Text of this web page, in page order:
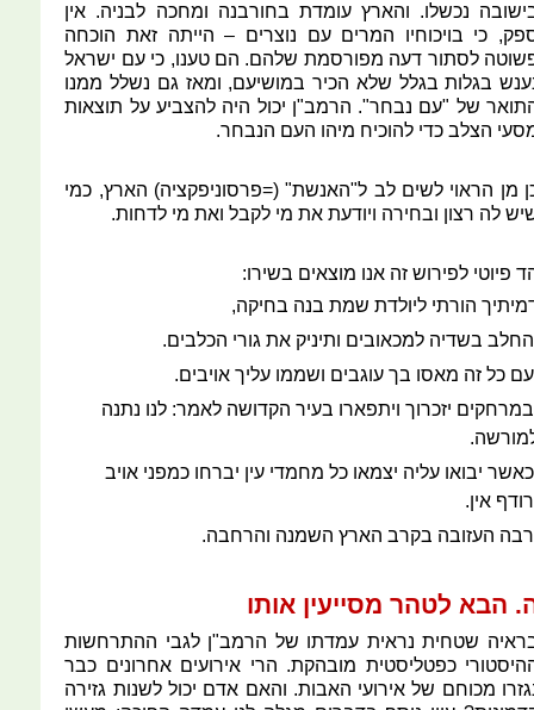
נכשלו. והארץ עומדת בחורבנה ומחכה לבניה. אין
כי בויכוחיו המרים עם נוצרים – הייתה זאת הוכחה
לסתור דעה מפורסמת שלהם. הם טענו, כי עם ישראל
בגלות בגלל שלא הכיר במושיעם, ומאז גם נשלל ממנו
של "עם נבחר". הרמב"ן יכול היה להצביע על תוצאות
הצלב כדי להוכיח מיהו העם הנבחר.
מן הראוי לשים לב ל"האנשת" (=פרסוניפקציה) הארץ, כמי
לה רצון ובחירה ויודעת את מי לקבל ואת מי לדחות.
פיוטי לפירוש זה אנו מוצאים בשירו:
הורתי ליולדת שמת בנה בחיקה,
בשדיה למכאובים ותיניק את גורי הכלבים.
כל זה מאסו בך עוגבים ושממו עליך אויבים.
יזכרוך ויתפארו בעיר הקדושה לאמר: לנו נתנה
יבואו עליה יצמאו כל מחמדי עין יברחו כמפני אויב
אין.
העזובה בקרב הארץ השמנה והרחבה.
הבא לטהר מסייעין אותו
שטחית נראית עמדתו של הרמב"ן לגבי ההתרחשות
כפטליסטית מובהקת. הרי אירועים אחרונים כבר
מכוחם של אירועי האבות. והאם אדם יכול לשנות גזירה